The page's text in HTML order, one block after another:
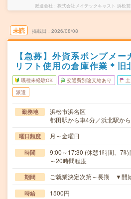
派遣会社 株式会社メイテックキャスト 浜松
未読 掲載日 2026/08/08
【急募】外資系ポンプメ
リフト使用の倉庫作業＊旧
職種未経験OK 交通費別途支給あり
派遣
勤務地
浜松市浜名区
都田駅から車4分／浜北駅か
曜日頻度 月～金曜日
時間
9:00～17:30 (休憩1時間、7
～20時間程度
期間 ご就業決定次第～長期 ▼開
時給 1500円